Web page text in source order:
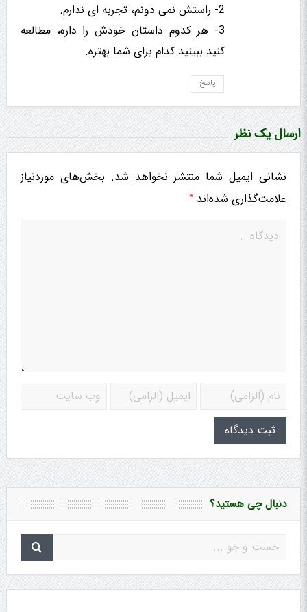
2- راستش نمی دونم، تجربه ای ندارم.
3- هر کدوم داستان خودش را داره، مطالعه
کنید ببینید کدام برای شما بهتره.
پاسخ
ارسال یک نظر
نشانی ایمیل شما منتشر نخواهد شد. بخش‌های موردنیاز
علامت‌گذاری شده‌اند *
دنبال چی هستید؟